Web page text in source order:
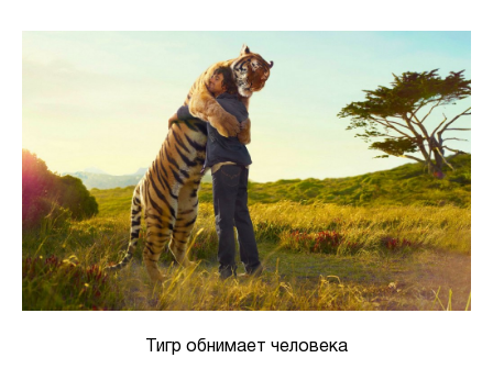
Тигр обнимает человека